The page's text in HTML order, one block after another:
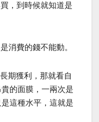
，到時候就知道是
消費的錢不能動。
期獲利，那就看自
的面膜，一兩次是
這種水平，這就是